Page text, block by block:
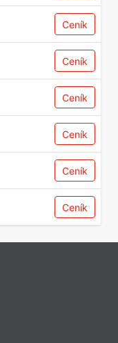
Ceník
Ceník
Ceník
Ceník
Ceník
Ceník